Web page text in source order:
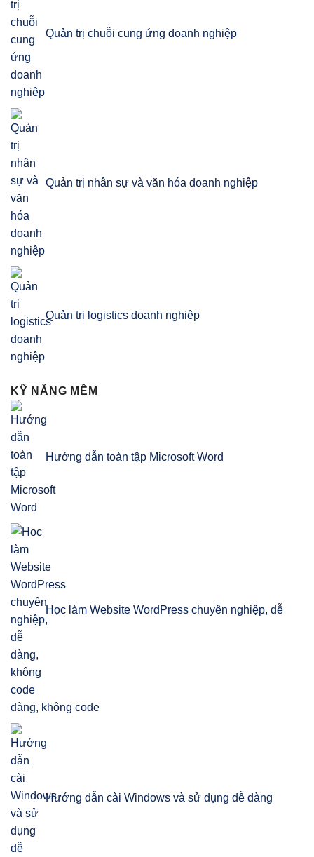
Quản trị chuỗi cung ứng doanh nghiệp
Quản trị nhân sự và văn hóa doanh nghiệp
Quản trị logistics doanh nghiệp
KỸ NĂNG MỀM
Hướng dẫn toàn tập Microsoft Word
Học làm Website WordPress chuyên nghiệp, dễ
dàng, không code
Hướng dẫn cài Windows và sử dụng dễ dàng